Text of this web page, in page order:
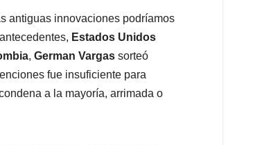
antiguas innovaciones podríamos
Estados Unidos
, German Vargas sorteó
fue insuficiente para
a la mayoría, arrimada o